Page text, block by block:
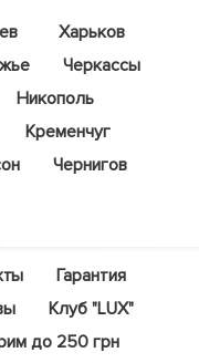
Харьков
Черкассы
Никополь
Кременчуг
Чернигов
Гарантия
Клуб "LUX"
до 250 грн